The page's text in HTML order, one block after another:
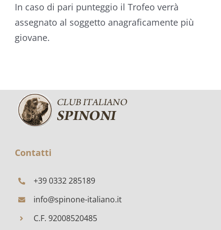
In caso di pari punteggio il Trofeo verrà
assegnato al soggetto anagraficamente più
giovane.​
Contatti
+39 0332 285189
info@spinone-italiano.it
C.F. 92008520485